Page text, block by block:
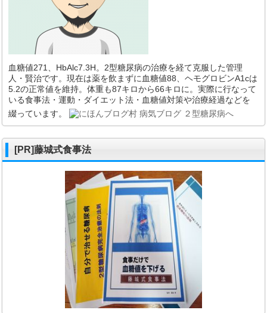
血糖値271、HbAlc7.3H。2型糖尿病の治療を経て克服した管理
人・賢治です。現在は薬を飲まずに血糖値88、ヘモグロビンA1cは
5.2の正常値を維持。体重も87キロから66キロに。実際に行なって
いる食事法・運動・ダイエット法・血糖値対策や治療経過などを
綴っています。
[PR]藤城式食事法